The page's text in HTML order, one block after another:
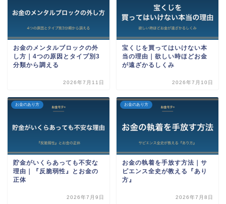
お金のメンタルブロックの外
し方｜4つの原因とタイプ別3
分類から調える
2026年7月11日
宝くじを買ってはいけない本
当の理由｜欲しい時ほどお金
が遠ざかるしくみ
2026年7月10日
お金のあり方
貯金がいくらあっても不安な
理由｜『反脆弱性』とお金の
正体
2026年7月9日
お金のあり方
お金の執着を手放す方法｜サ
ピエンス全史が教える『あり
方』
2026年7月8日